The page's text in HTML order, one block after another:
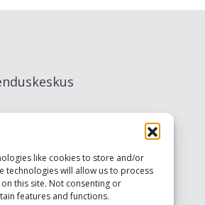
like cookies to store and/or
technologies will allow us to process
this site. Not consenting or
features and functions.